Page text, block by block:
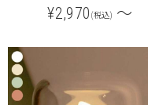
¥2,970 (税込) ～
ショッピングカート
クーポンのご利用には